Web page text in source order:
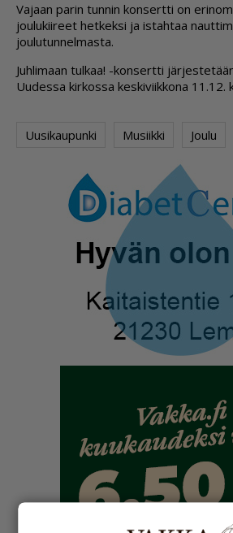
Va­jaan pa­rin tun­nin kon­sert­ti on
jou­lu­kii­reet het­kek­si ja is­tah­taa
jou­lu­tun­nel­mas­ta.
Juh­li­maan tul­kaa! -kon­sert­ti
Uu­des­sa kir­kos­sa kes­ki­viik­ko­na 11.12.
Uusikaupunki Musiikki Joulu